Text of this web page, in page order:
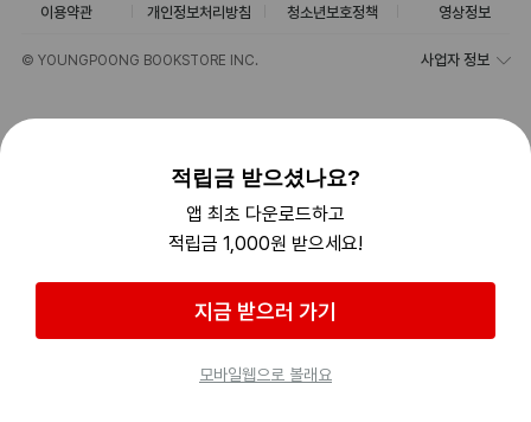
적립금 받으셨나요?
앱 최초 다운로드하고
적립금 1,000원 받으세요!
지금 받으러 가기
모바일웹으로 볼래요
이용약관 개인정보처리방침 청소년보호정책 영상정보
© YOUNGPOONG BOOKSTORE INC. 사업자 정보